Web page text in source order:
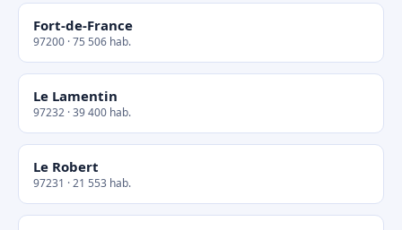
Fort-de-France
97200 · 75 506 hab.
Le Lamentin
97232 · 39 400 hab.
Le Robert
97231 · 21 553 hab.